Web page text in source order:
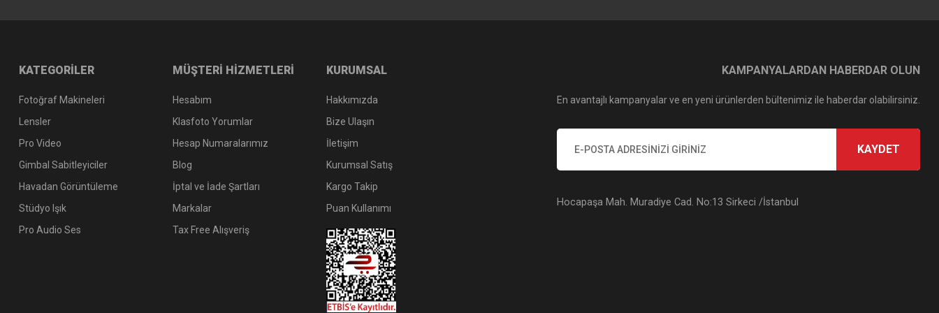
KATEGORİLER
Fotoğraf Makineleri
Lensler
Pro Video
Gimbal Sabitleyiciler
Havadan Görüntüleme
Stüdyo Işık
Pro Audio Ses
MÜŞTERİ HİZMETLERİ
Hesabım
Klasfoto Yorumlar
Hesap Numaralarımız
Blog
İptal ve İade Şartları
Markalar
Tax Free Alışveriş
KURUMSAL
Hakkımızda
Bize Ulaşın
İletişim
Kurumsal Satış
Kargo Takip
Puan Kullanımı
KAMPANYALARDAN HABERDAR OLUN
En avantajlı kampanyalar ve en yeni ürünlerden bültenimiz ile haberdar olabilirsiniz.
KAYDET
Hocapaşa Mah. Muradiye Cad. No:13 Sirkeci /İstanbul